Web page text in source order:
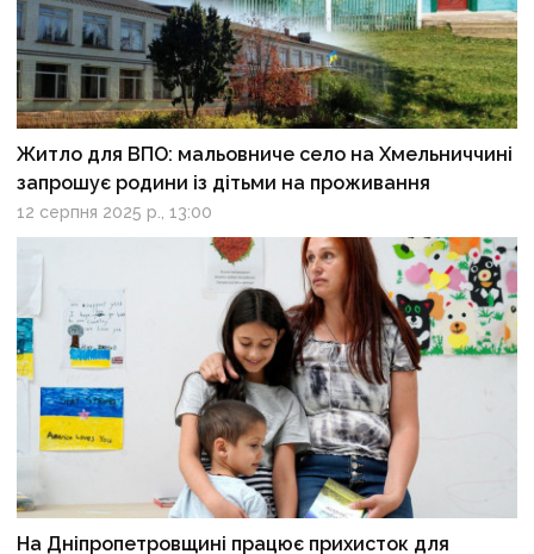
Житло для ВПО: мальовниче село на Хмельниччині
запрошує родини із дітьми на проживання
12 серпня 2025 р., 13:00
На Дніпропетровщині працює прихисток для